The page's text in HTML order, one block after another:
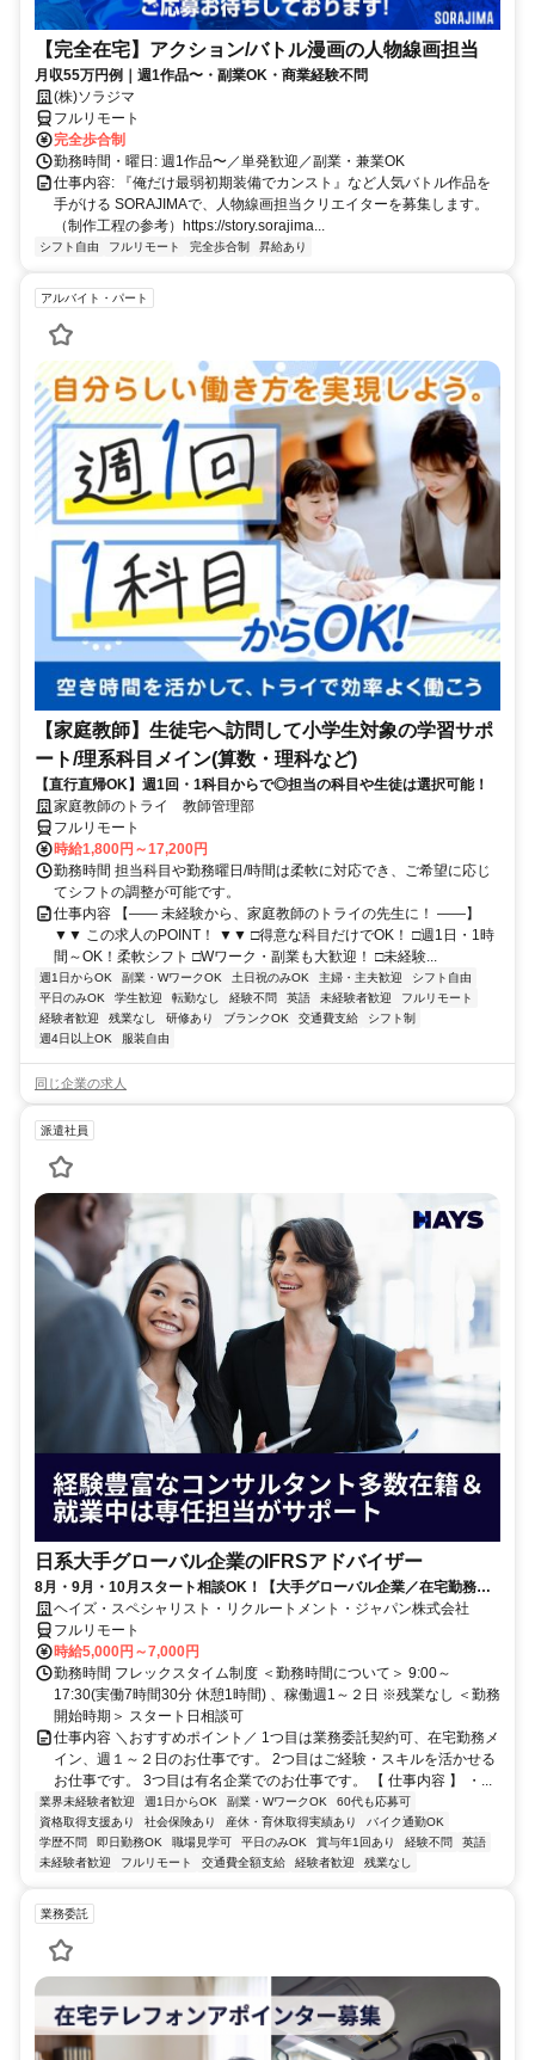
【完全在宅】アクション/バトル漫画の人物線画担当
月収55万円例｜週1作品〜・副業OK・商業経験不問
(株)ソラジマ
フルリモート
完全歩合制
勤務時間・曜日: 週1作品〜／単発歓迎／副業・兼業OK
仕事内容: 『俺だけ最弱初期装備でカンスト』など人気バトル作品を
手がける SORAJIMAで、人物線画担当クリエイターを募集します。
（制作工程の参考）https://story.sorajima...
シフト自由 フルリモート 完全歩合制 昇給あり
アルバイト・パート
【家庭教師】生徒宅へ訪問して小学生対象の学習サポ
ート/理系科目メイン(算数・理科など)
【直行直帰OK】週1回・1科目からで◎担当の科目や生徒は選択可能！
家庭教師のトライ 教師管理部
フルリモート
時給1,800円～17,200円
勤務時間 担当科目や勤務曜日/時間は柔軟に対応でき、ご希望に応じ
てシフトの調整が可能です。
仕事内容 【―― 未経験から、家庭教師のトライの先生に！ ――】
▼▼ この求人のPOINT！ ▼▼ □得意な科目だけでOK！ □週1日・1時
間～OK！柔軟シフト □Wワーク・副業も大歓迎！ □未経験...
週1日からOK 副業・WワークOK 土日祝のみOK 主婦・主夫歓迎
シフト自由
平日のみOK
学生歓迎 転勤なし 経験不問 英語 未経験者歓迎
フルリモート
経験者歓迎
残業なし 研修あり ブランクOK 交通費支給
シフト制
週4日以上OK
服装自由
同じ企業の求人
派遣社員
日系大手グローバル企業のIFRSアドバイザー
8月・9月・10月スタート相談OK！【大手グローバル企業／在宅勤務メ
イン／週1～2日勤務】IFRSアドバイザー
ヘイズ・スペシャリスト・リクルートメント・ジャパン株式会社
フルリモート
時給5,000円～7,000円
勤務時間 フレックスタイム制度 ＜勤務時間について＞ 9:00～
17:30(実働7時間30分 休憩1時間) 、稼働週1～２日 ※残業なし ＜勤務
開始時期＞ スタート日相談可
仕事内容 ＼おすすめポイント／ 1つ目は業務委託契約可、在宅勤務メ
イン、週１～２日のお仕事です。 2つ目はご経験・スキルを活かせる
お仕事です。 3つ目は有名企業でのお仕事です。 【 仕事内容 】 ・...
業界未経験者歓迎 週1日からOK 副業・WワークOK
60代も応募可
資格取得支援あり
社会保険あり 産休・育休取得実績あり
バイク通勤OK
学歴不問
即日勤務OK 職場見学可 平日のみOK 賞与年1回あり 経験不問
英語
未経験者歓迎
フルリモート 交通費全額支給 経験者歓迎 残業なし
業務委託